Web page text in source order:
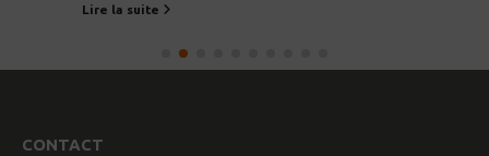
Lire la suite
CONTACT